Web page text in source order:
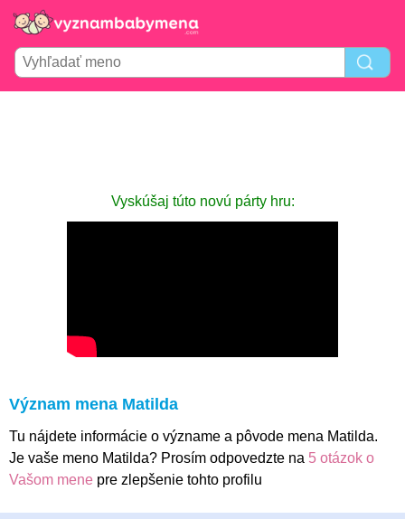
Vyskúšaj túto novú párty hru:
Význam mena Matilda
Tu nájdete informácie o význame a pôvode mena Matilda.
Je vaše meno Matilda? Prosím odpovedzte na 5 otázok o
Vašom mene pre zlepšenie tohto profilu